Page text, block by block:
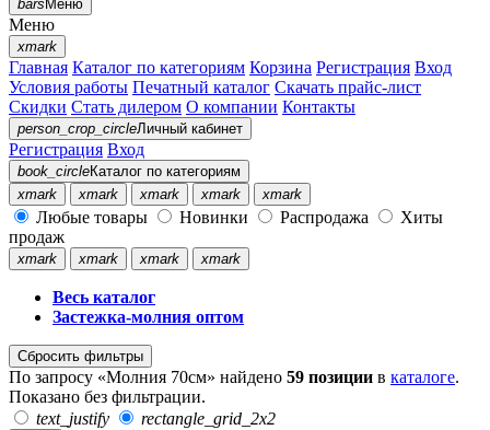
barsМеню
Меню
xmark
Главная Каталог по категориям Корзина Регистрация Вход
Условия работы Печатный каталог Скачать прайс-лист
Скидки Стать дилером О компании Контакты
person_crop_circleЛичный кабинет
Регистрация Вход
book_circleКаталог по категориям
xmark
xmark xmark xmark xmark
Любые товары Новинки Распродажа
Хиты
продаж
xmark xmark xmark xmark
Весь каталог
Застежка-молния оптом
Сбросить фильтры
По запросу «Молния 70см» найдено 59 позиции в каталоге.
Показано без фильтрации.
text_justify
rectangle_grid_2x2